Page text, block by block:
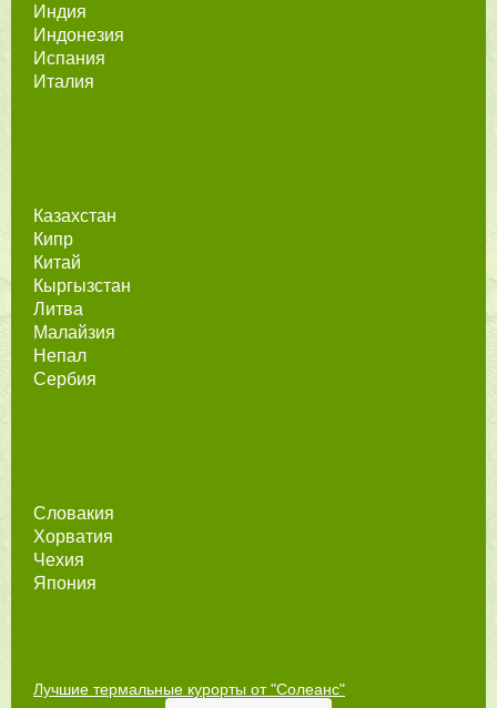
Индия
Индонезия
Испания
Италия
Казахстан
Кипр
Китай
Кыргызстан
Литва
Малайзия
Непал
Сербия
Словакия
Хорватия
Чехия
Япония
Лучшие термальные курорты от "Солеанс"